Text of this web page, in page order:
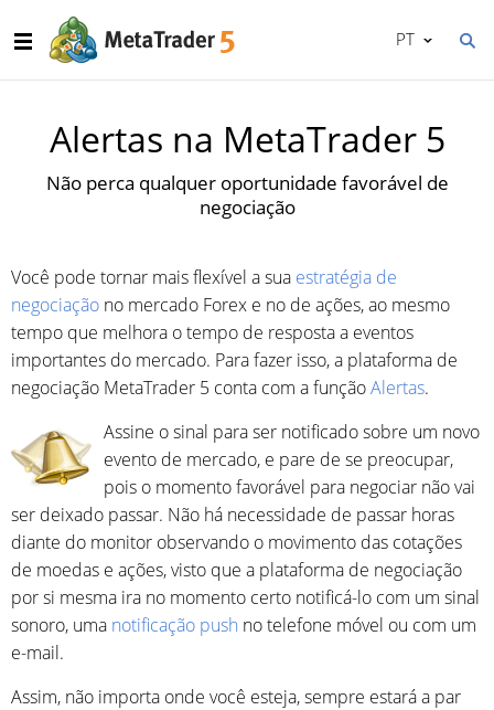
PT
Alertas na MetaTrader 5
Não perca qualquer oportunidade favorável de
negociação
Você pode tornar mais flexível a sua estratégia de
negociação no mercado Forex e no de ações, ao mesmo
tempo que melhora o tempo de resposta a eventos
importantes do mercado. Para fazer isso, a plataforma de
negociação MetaTrader 5 conta com a funçãoAlertas.
Assine o sinal para ser notificado sobre um novo
evento de mercado, e pare de se preocupar,
pois o momento favorável para negociar não vai
ser deixado passar. Não há necessidade de passar horas
diante do monitor observando o movimento das cotações
de moedas e ações, visto que a plataforma de negociação
por si mesma ira no momento certo notificá-lo com um sinal
sonoro, uma notificação push no telefone móvel ou com um
e-mail.
Assim, não importa onde você esteja, sempre estará a par